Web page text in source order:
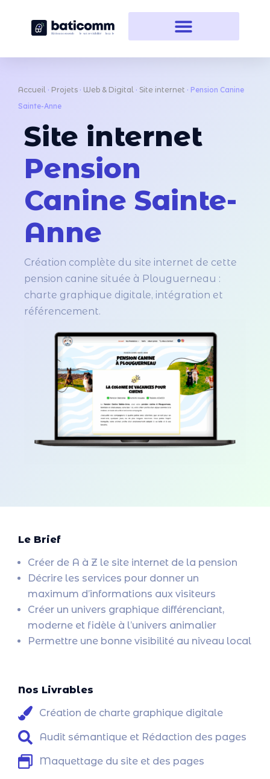
Accueil · Projets · Web & Digital · Site internet · Pension Canine
Sainte-Anne
Site internet
Pension
Canine Sainte-
Anne
Création complète du site internet de cette
pension canine située à Plouguerneau :
charte graphique digitale, intégration et
référencement.
Le Brief
Créer de A à Z le site internet de la pension
Décrire les services pour donner un
maximum d’informations aux visiteurs
Créer un univers graphique différenciant,
moderne et fidèle à l’univers animalier
Permettre une bonne visibilité au niveau local
Nos Livrables
Création de charte graphique digitale
Audit sémantique et Rédaction des pages
Maquettage du site et des pages